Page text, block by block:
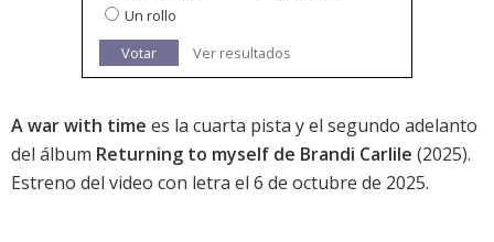
Un rollo
Votar
Ver resultados
A war with time es la cuarta pista y el segundo adelanto
del álbum Returning to myself de Brandi Carlile (2025).
Estreno del video con letra el 6 de octubre de 2025.